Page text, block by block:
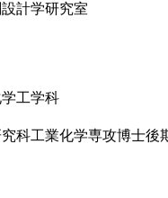
学研究室
学部物質化学
科工業化学専攻博